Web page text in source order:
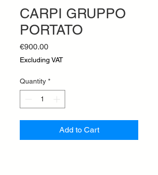
CARPI GRUPPO
PORTATO
€900.00Price
Excluding VAT
Quantity *
Add to Cart